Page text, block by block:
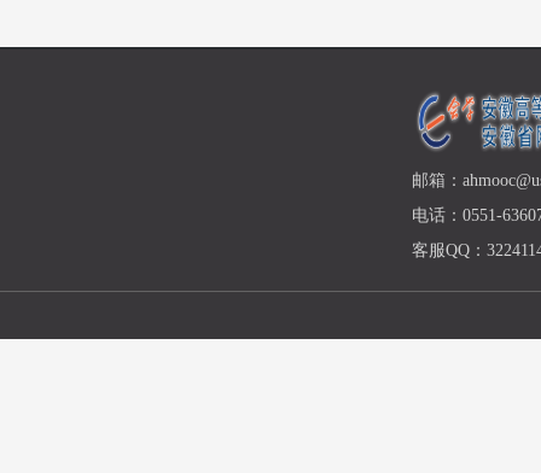
邮箱：
电话：0551-
客服QQ：